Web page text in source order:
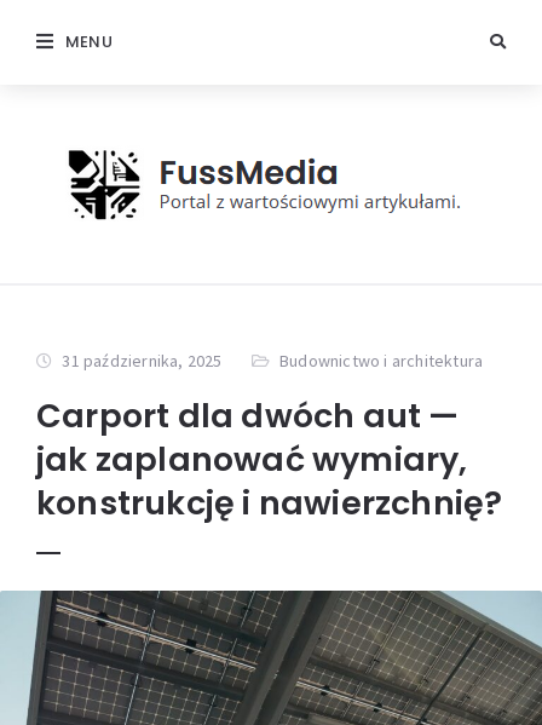
MENU
31 października, 2025 Budownictwo i architektura
Carport dla dwóch aut —
jak zaplanować wymiary,
konstrukcję i nawierzchnię?